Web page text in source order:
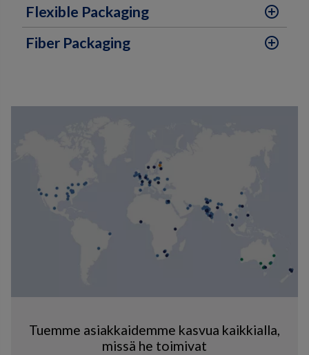
Flexible Packaging add_circle_outline
Fiber Packaging add_circle_outline
Tuemme asiakkaidemme kasvua kaikkialla,
missä he toimivat